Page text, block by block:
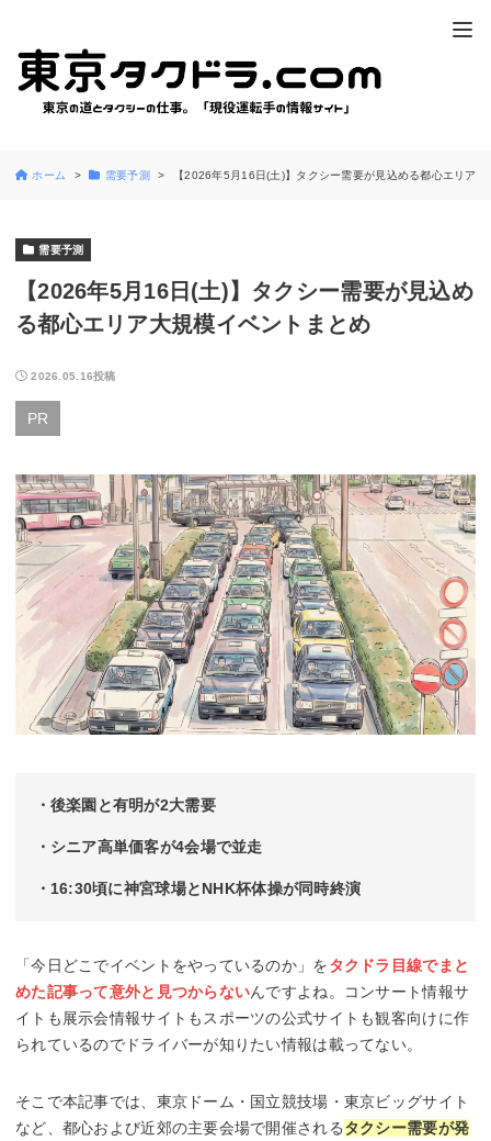
ホーム 需要予測 【2026年5月16日(土)】タクシー需要が見込める都心エリア
需要予測
【2026年5月16日(土)】タクシー需要が見込め
る都心エリア大規模イベントまとめ
2026.05.16投稿
PR
・後楽園と有明が2大需要
・シニア高単価客が4会場で並走
・16:30頃に神宮球場とNHK杯体操が同時終演
「今日どこでイベントをやっているのか」をタクドラ目線でまと
めた記事って意外と見つからないんですよね。コンサート情報サ
イトも展示会情報サイトもスポーツの公式サイトも観客向けに作
られているのでドライバーが知りたい情報は載ってない。
そこで本記事では、東京ドーム・国立競技場・東京ビッグサイト
など、都心および近郊の主要会場で開催されるタクシー需要が発